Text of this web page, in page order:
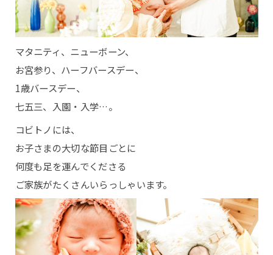
マタニティ、ニューボーン、
お宮参り、ハーフバースデー、
1歳バースデー、
七五三、入園・入学…。
コビトノには、
お子さまの大切な節目ごとに
何度も足を運んでくださる
ご家族がたくさんいらっしゃいます。